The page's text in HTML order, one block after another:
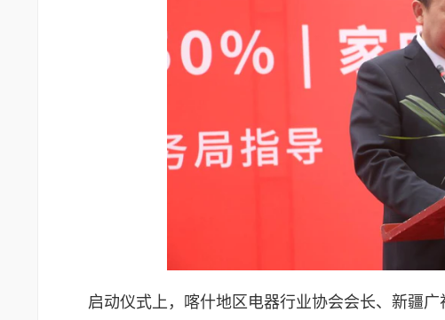
启动仪式上，喀什地区电器行业协会会长、新疆